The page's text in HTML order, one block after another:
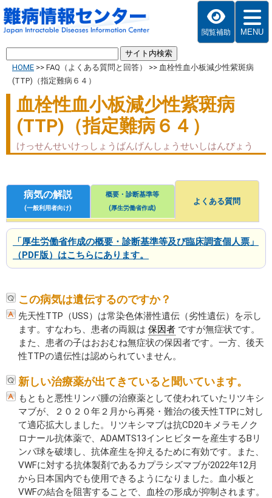
閲覧補助 MENU
HOME >> FAQ（よくある質問と回答） >> 血栓性血小板減少性紫斑病
(TTP)（指定難病６４）
血栓性血小板減少性紫斑病
(TTP)（指定難病６４）
けっせんせいけっしょうばんげんしょうせいしはんびょう
病気の解説
(一般利用者向け)
概要・診断基準等
(厚生労働省作成)
よくある質問
「厚生労働省作成の概要・診断基準等及び臨床調査個人票」
（PDF版）はこちらにあります。
この病気は遺伝するのですか？
先天性TTP（USS）は常染色体潜性遺伝（劣性遺伝）を示し
ます。すなわち、患者の両親は 保因者 ですが無症状です。
また、患者の子はおおむね無症状の保因者です。一方、後天
性TTPの遺伝性は認められていません。
新しい治療薬が出てきていると聞いています。
もともと悪性リンパ腫の治療薬として使われていたリツキシ
マブが、２０２０年２月から再発・難治の後天性TTPに対し
て適応拡大しました。リツキシマブは抗CD20キメラモノク
ロナール抗体薬で、ADAMTS13インヒビターを産生するBリ
ンパ球を破壊し、抗体産生を抑えるために有効です。また、
VWFに対する抗体製剤であるカプラシズマブが2022年12月
から日本国内でも使用できるようになりました。血小板と
VWFの結合を阻害することで、血栓の形成が抑制されます。